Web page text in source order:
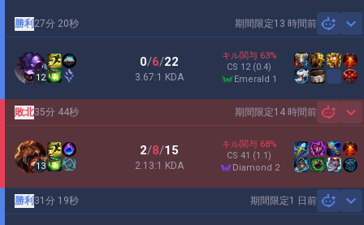
期間限定13 時間前
勝利 27分 20秒
12
0/6/22
3.67:1 KDA
キル関与 63%
CS 12 (0.4)
emerald 1
期間限定14 時間前
敗北35分 44秒
13
2/8/15
2.13:1 KDA
キル関与 68%
CS 41 (1.1)
diamond 2
期間限定1 日前
勝利 31分 19秒